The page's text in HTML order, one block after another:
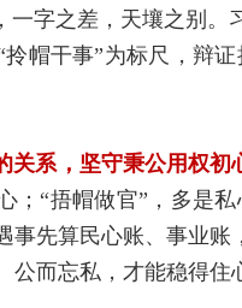
一字之差，天壤之别
帽干事”为标尺，辩
关系，坚守秉公用权初
；“捂帽做官”，多是
事先算民心账、事业
公而忘私，才能稳得住